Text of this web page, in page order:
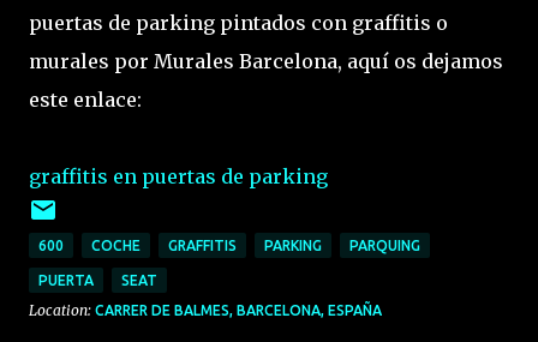
puertas de parking pintados con graffitis o
murales por Murales Barcelona, aquí os dejamos
este enlace:
graffitis en puertas de parking
600 COCHE GRAFFITIS PARKING PARQUING
PUERTA SEAT
Location: CARRER DE BALMES, BARCELONA, ESPAÑA